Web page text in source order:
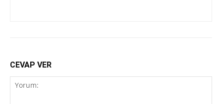
CEVAP VER